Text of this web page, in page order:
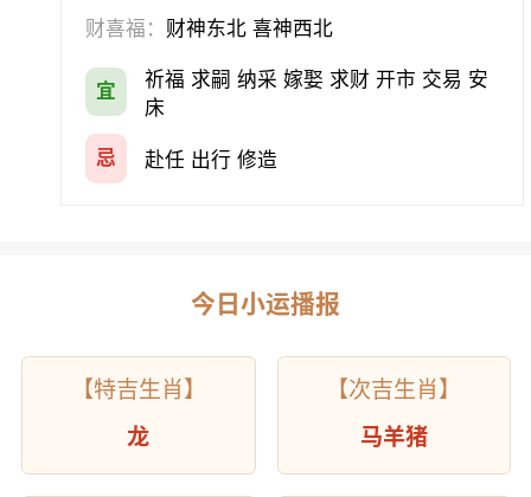
财喜福： 财神东北 喜神西北
宜
祈福 求嗣 纳采 嫁娶 求财 开市 交易 安
床
忌 赴任 出行 修造
今日小运播报
【特吉生肖】
龙
【次吉生肖】
马羊猪